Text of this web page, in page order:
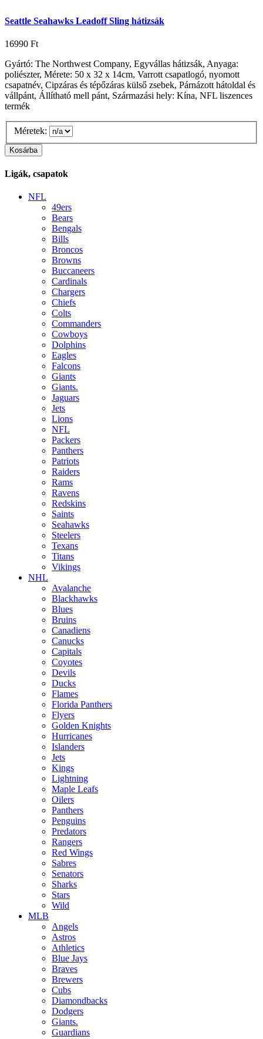
Seattle Seahawks Leadoff Sling hátizsák
16990 Ft
Gyártó: The Northwest Company, Egyvállas hátizsák, Anyaga:
poliészter, Mérete: 50 x 32 x 14cm, Varrott csapatlogó, nyomott
csapatnév, Cipzáras és tépőzáras külső zsebek, Párnázott hátoldal és
vállpánt, Állítható mell pánt, Származási hely: Kína, NFL liszences
termék
Méretek:
Ligák, csapatok
NFL
49ers
Bears
Bengals
Bills
Broncos
Browns
Buccaneers
Cardinals
Chargers
Chiefs
Colts
Commanders
Cowboys
Dolphins
Eagles
Falcons
Giants
Giants.
Jaguars
Jets
Lions
NFL
Packers
Panthers
Patriots
Raiders
Rams
Ravens
Redskins
Saints
Seahawks
Steelers
Texans
Titans
Vikings
NHL
Avalanche
Blackhawks
Blues
Bruins
Canadiens
Canucks
Capitals
Coyotes
Devils
Ducks
Flames
Florida Panthers
Flyers
Golden Knights
Hurricanes
Islanders
Jets
Kings
Lightning
Maple Leafs
Oilers
Panthers
Penguins
Predators
Rangers
Red Wings
Sabres
Senators
Sharks
Stars
Wild
MLB
Angels
Astros
Athletics
Blue Jays
Braves
Brewers
Cubs
Diamondbacks
Dodgers
Giants.
Guardians